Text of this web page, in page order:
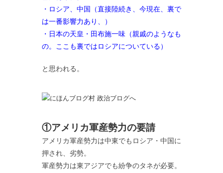
・ロシア、中国（直接陸続き、今現在、裏で
は一番影響力あり、）
・日本の天皇・田布施一味（親戚のようなも
の。ここも裏ではロシアについている）
と思われる。
①アメリカ軍産勢力の要請
アメリカ軍産勢力は中東でもロシア・中国に
押され、劣勢。
軍産勢力は東アジアでも紛争のタネが必要。